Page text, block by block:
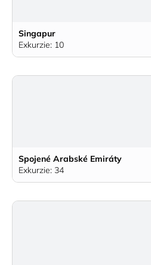
Singapur
Exkurzie: 10
Spojené Arabské Emiráty
Exkurzie: 34